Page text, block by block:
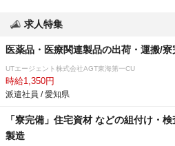
求人特集
医薬品・医療関連製品の出荷・運搬/
UTエージェント株式会社AGT東海第一CU
時給1,350円
派遣社員 / 愛知県
「寮完備」住宅資材 などの組付け・
製造